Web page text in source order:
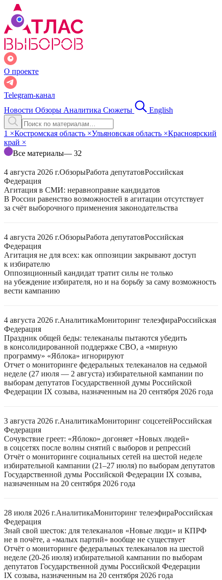
О проекте
Telegram-канал
Новости Обзоры Аналитика Сюжеты English
1 ×Костромская область ×Ульяновская область ×Красноярский
край ×
Все материалы— 32
4 августа 2026 г.ОбзорыРабота депутатовРоссийская
Федерация
Агитация в СМИ: неравноправие кандидатов
В России равенство возможностей в агитации отсутствует
за счёт выборочного применения законодательства
4 августа 2026 г.ОбзорыРабота депутатовРоссийская
Федерация
Агитация не для всех: как оппозиции закрывают доступ
к избирателю
Оппозиционный кандидат тратит силы не только
на убеждение избирателя, но и на борьбу за саму возможность
вести кампанию
4 августа 2026 г.АналитикаМониторинг телеэфираРоссийская
Федерация
Праздник общей беды: телеканалы пытаются убедить
в консолидированной поддержке СВО, а «мирную
программу» «Яблока» игнорируют
Отчет о мониторинге федеральных телеканалов на седьмой
неделе (27 июля — 2 августа) избирательной кампании по
выборам депутатов Государственной думы Российской
Федерации IX созыва, назначенным на 20 сентября 2026 года
3 августа 2026 г.АналитикаМониторинг соцсетейРоссийская
Федерация
Сочувствие греет: «Яблоко» догоняет «Новых людей»
в соцсетях после волны снятий с выборов и репрессий
Отчёт о мониторинге социальных сетей на шестой неделе
избирательной кампании (21–27 июля) по выборам депутатов
Государственной думы Российской Федерации IX созыва,
назначенным на 20 сентября 2026 года
28 июля 2026 г.АналитикаМониторинг телеэфираРоссийская
Федерация
Знай свой шесток: для телеканалов «Новые люди» и КПРФ
не в почёте, а «малых партий» вообще не существует
Отчёт о мониторинге федеральных телеканалов на шестой
неделе (20-26 июля) избирательной кампании по выборам
депутатов Государственной думы Российской Федерации
IX созыва, назначенным на 20 сентября 2026 года